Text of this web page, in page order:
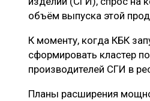
объём выпуска этой
К моменту, когда КБК
сформировать кластер
производителей СГИ в
Планы расширения